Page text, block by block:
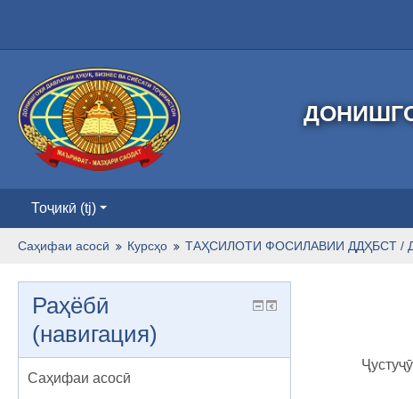
Тоҷикӣ ‎(tj)‎
Саҳифаи асосӣ Курсҳо ТАҲСИЛОТИ ФОСИЛАВИИ ДДҲБСТ /
Раҳёбӣ
(навигация)
Саҳифаи асосӣ